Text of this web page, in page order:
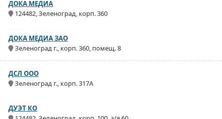
ДОКА МЕДИА
124482, Зеленоград, корп. 360
ДОКА МЕДИА ЗАО
Зеленоград г., корп. 360, помещ. 8
ДСЛ ООО
Зеленоград г., корп. 317А
ДУЭТ КО